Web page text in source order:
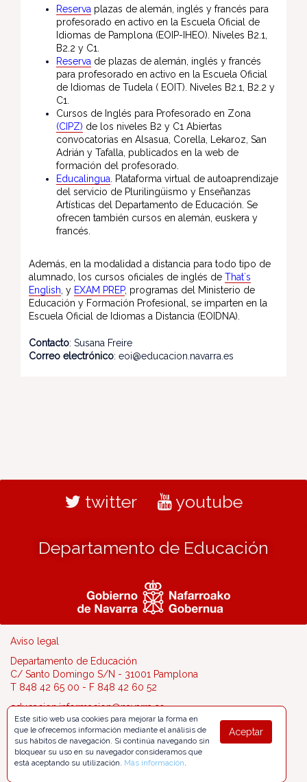
Reserva plazas de alemán, inglés y francés para
profesorado en activo en la Escuela Oficial de
Idiomas de Pamplona (EOIP-IHEO). Niveles B2.1,
B2.2 y C1.
Reserva de plazas de alemán, inglés y francés
para profesorado en activo en la Escuela Oficial
de Idiomas de Tudela ( EOIT). Niveles B2.1, B2.2 y
C1.
Cursos de Inglés para Profesorado en Zona
(CIPZ) de los niveles B2 y C1 Abiertas
convocatorias en Alsasua, Corella, Lekaroz, San
Adrián y Tafalla, publicados en la web de
formación del profesorado.
Educalingua . Plataforma virtual de autoaprendizaje
del servicio de Plurilingüismo y Enseñanzas
Artísticas del Departamento de Educación. Se
ofrecen también cursos en alemán, euskera y
francés.
Además, en la modalidad a distancia para todo tipo de
alumnado, los cursos oficiales de inglés de That´s
English , y EXAM PREP, programas del Ministerio de
Educación y Formación Profesional, se imparten en la
Escuela Oficial de Idiomas a Distancia (EOIDNA).
Contacto: Susana Freire
Correo electrónico: eoi@educacion.navarra.es
twitter youtube
Departamento de Educación
Aviso legal
Departamento de Educación
C/ Santo Domingo S/N - 31001 Pamplona
T 848 42 65 00 - F 848 42 60 52
educacion.informacion@navarra.es
Aceptar
Este sitio web usa cookies para mejorar la forma en
que le ofrecemos información mediante el análisis de
sus hábitos de navegación. Si continúa navegando sin
bloquear su uso en su navegador consideramos que
está aceptando su utilización. Más información.